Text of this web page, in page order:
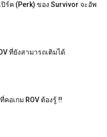
ปิร์ค (Perk) ของ Survivor จะอัพ
ที่ยังสามารถเติมได้
คอเกม ROV ต้องรู้ !!